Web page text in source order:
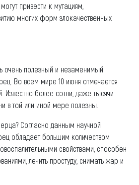
привести к мутациям,
многих форм злокачественных
очень полезный и незаменимый
Во всем мире 10 июня отмечается
Известно более сотни, даже тысячи
в той или иной мере полезны.
Согласно данным научной
обладает большим количеством
свойствами, способен
лечить простуду, снимать жар и